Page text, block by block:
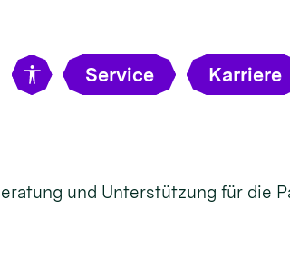
Service Karriere
und Unterstützung für die